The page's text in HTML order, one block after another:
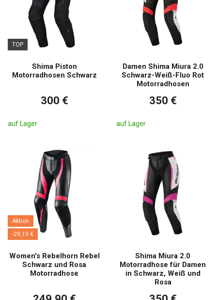
TOP
Shima Piston
Motorradhosen Schwarz
300 €
auf Lager
Damen Shima Miura 2.0
Schwarz-Weiß-Fluo Rot
Motorradhosen
350 €
auf Lager
Aktion
-29,10 €
Women's Rebelhorn Rebel
Schwarz und Rosa
Motorradhose
Shima Miura 2.0
Motorradhose für Damen
in Schwarz, Weiß und
Rosa